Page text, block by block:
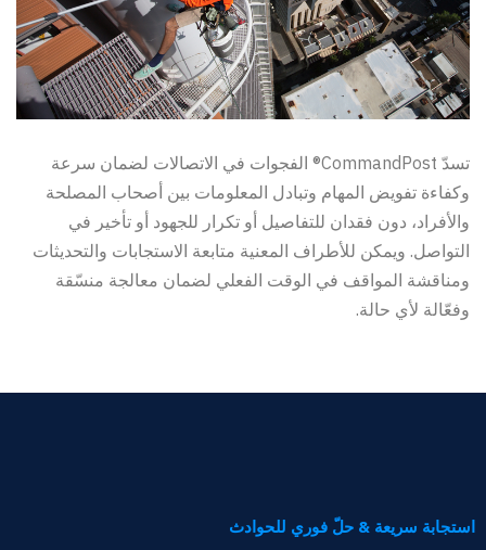
تسدّ CommandPost® الفجوات في الاتصالات لضمان سرعة
وكفاءة تفويض المهام وتبادل المعلومات بين أصحاب المصلحة
والأفراد، دون فقدان للتفاصيل أو تكرار للجهود أو تأخير في
التواصل. ويمكن للأطراف المعنية متابعة الاستجابات والتحديثات
ومناقشة المواقف في الوقت الفعلي لضمان معالجة منسّقة
وفعّالة لأي حالة.
استجابة سريعة & حلّ فوري للحوادث